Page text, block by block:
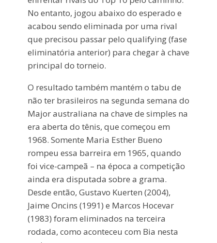
No entanto, jogou abaixo do esperado e
acabou sendo eliminada por uma rival
que precisou passar pelo qualifying (fase
eliminatória anterior) para chegar à chave
principal do torneio.
O resultado também mantém o tabu de
não ter brasileiros na segunda semana do
Major australiana na chave de simples na
era aberta do tênis, que começou em
1968. Somente Maria Esther Bueno
rompeu essa barreira em 1965, quando
foi vice-campeã – na época a competição
ainda era disputada sobre a grama.
Desde então, Gustavo Kuerten (2004),
Jaime Oncins (1991) e Marcos Hocevar
(1983) foram eliminados na terceira
rodada, como aconteceu com Bia nesta